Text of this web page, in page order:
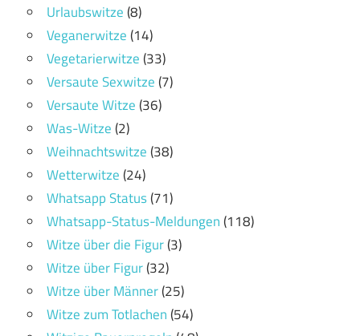
Urlaubswitze(8)
Veganerwitze(14)
Vegetarierwitze(33)
Versaute Sexwitze(7)
Versaute Witze(36)
Was-Witze(2)
Weihnachtswitze(38)
Wetterwitze(24)
Whatsapp Status(71)
Whatsapp-Status-Meldungen(118)
Witze über die Figur(3)
Witze über Figur(32)
Witze über Männer(25)
Witze zum Totlachen(54)